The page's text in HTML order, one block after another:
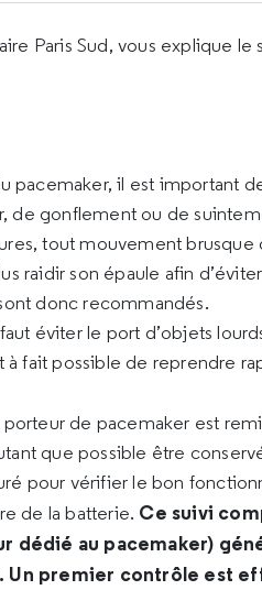
Paris Sud, vous explique le
pacemaker, il est important
de gonflement ou de
tout mouvement brusque
raidir son épaule afin
donc recommandés.
éviter le port d’objets
à fait possible de reprendre
de pacemaker est
que possible être
pour vérifier le bon
de la batterie. Ce suivi
dédié au pacemaker)
Un premier contrôle est